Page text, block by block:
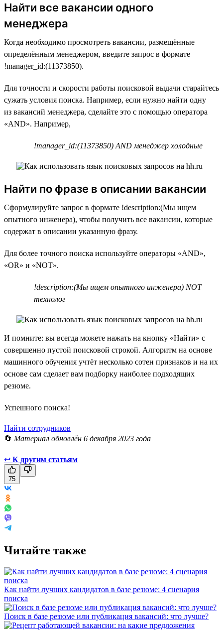
Найти все вакансии одного
менеджера
Когда необходимо просмотреть вакансии, размещённые
определённым менеджером, введите запрос в формате
!manager_id:(11373850).
Для точности и скорости работы поисковой выдачи старайтесь
сужать условия поиска. Например, если нужно найти одну
из вакансий менеджера, сделайте это с помощью оператора
«AND». Например,
!manager_id:(11373850) AND менеджер холодные
Найти по фразе в описании вакансии
Сформулируйте запрос в формате !description:(Мы ищем
опытного инженера), чтобы получить все вакансии, которые
содержат в описании указанную фразу.
Для более точного поиска используйте операторы «AND»,
«OR» и «NOT».
!description:(Мы ищем опытного инженера) NOT
технолог
И помните: вы всегда можете нажать на кнопку «Найти» с
совершенно пустой поисковой строкой. Алгоритм на основе
машинного обучения учтёт несколько сотен признаков и на их
основе сам сделает вам подборку наиболее подходящих
резюме.
Успешного поиска!
Найти сотрудников
🔄 Материал обновлён 6 декабря 2023 года
↩ К другим статьям
75
Читайте также
Как найти лучших кандидатов в базе резюме: 4 сценария
поиска
Поиск в базе резюме или публикация вакансий: что лучше?